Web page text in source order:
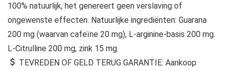
100% natuurlijk, het genereert geen verslaving of
ongewenste effecten. Natuurlijke ingrediënten: Guarana
200 mg (waarvan cafeïne 20 mg), L-arginine-basis 200 mg.
L-Citrulline 200 mg, zink 15 mg.
TEVREDEN OF GELD TERUG GARANTIE: Aankoop